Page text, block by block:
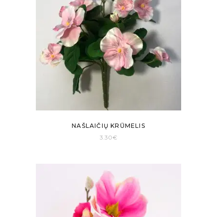
NAŠLAIČIŲ KRŪMELIS
3.30€